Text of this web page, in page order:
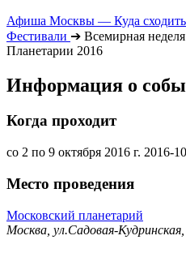
Афиша Москвы — Куда
Фестивали ➔ Всемирная
Планетарии 2016
Информация о
Когда проходит
со 2 по 9 октября 2016 г. 2016-
Место проведения
Московский планетарий
Москва, ул.Садовая-